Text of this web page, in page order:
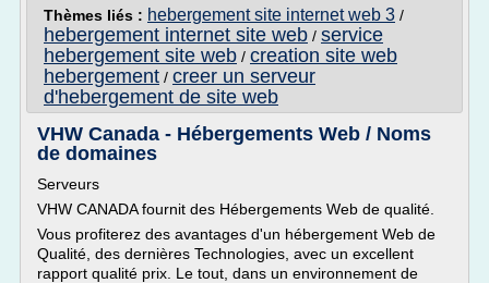
Thèmes liés : hebergement site internet web 3 /
hebergement internet site web / service
hebergement site web / creation site web
hebergement / creer un serveur
d'hebergement de site web
VHW Canada - Hébergements Web / Noms
de domaines
Serveurs
VHW CANADA fournit des Hébergements Web de qualité.
Vous profiterez des avantages d'un hébergement Web de
Qualité, des dernières Technologies, avec un excellent
rapport qualité prix. Le tout, dans un environnement de